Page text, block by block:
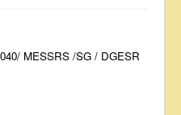
MESSRS /SG / DGESR